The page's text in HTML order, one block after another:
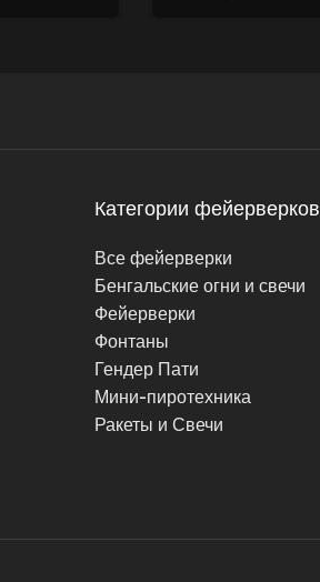
Категории фейерверков
Все фейерверки
Бенгальские огни и свечи
Фейерверки
Фонтаны
Гендер Пати
Мини-пиротехника
Ракеты и Свечи